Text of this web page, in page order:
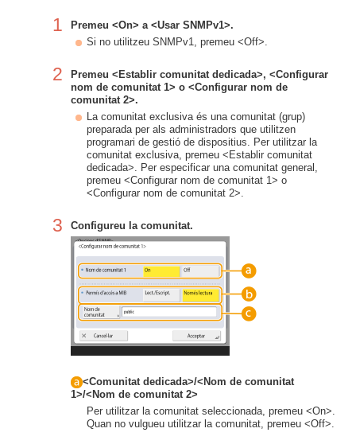
1
Premeu <On> a <Usar SNMPv1>.
Si no utilitzeu SNMPv1, premeu <Off>.
2
Premeu <Establir comunitat dedicada>, <Configurar
nom de comunitat 1> o <Configurar nom de
comunitat 2>.
La comunitat exclusiva és una comunitat (grup)
preparada per als administradors que utilitzen
programari de gestió de dispositius. Per utilitzar la
comunitat exclusiva, premeu <Establir comunitat
dedicada>. Per especificar una comunitat general,
premeu <Configurar nom de comunitat 1> o
<Configurar nom de comunitat 2>.
3 Configureu la comunitat.
<Comunitat dedicada>/<Nom de comunitat
1>/<Nom de comunitat 2>
Per utilitzar la comunitat seleccionada, premeu <On>.
Quan no vulgueu utilitzar la comunitat, premeu <Off>.